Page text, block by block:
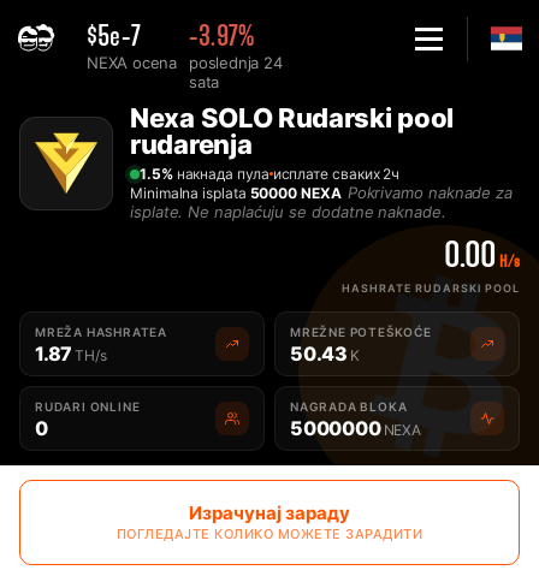
$5e-7
NEXA ocena
-3.97%
poslednja 24
sata
Solo Nexa rudarski pool za rudarenje - 2Miners
Nexa SOLO Rudarski pool
rudarenja
1.5%накнада пула исплате сваких 2ч
Minimalna isplata 50000 NEXA Pokrivamo naknade za
isplate. Ne naplaćuju se dodatne naknade.
0.00 H/s
HASHRATE RUDARSKI POOL
MREŽA HASHRATEA
1.87 TH/s
MREŽNE POTEŠKOĆE
50.43 K
RUDARI ONLINE
0
NAGRADA BLOKA
5000000 NEXA
Израчунај зараду
ПОГЛЕДАЈТЕ КОЛИКО МОЖЕТЕ ЗАРАДИТИ